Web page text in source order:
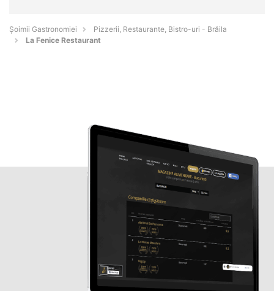
Șoimii Gastronomiei
Pizzerii, Restaurante, Bistro-uri - Brăila
La Fenice Restaurant